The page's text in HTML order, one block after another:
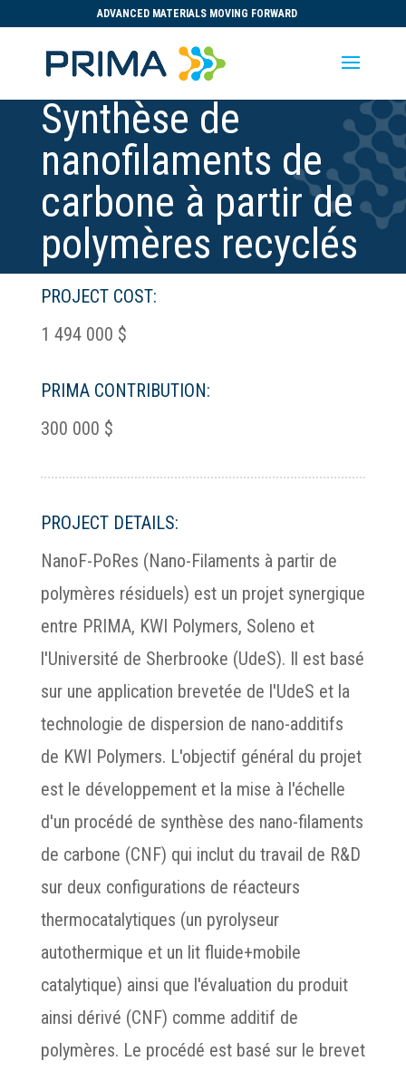
ADVANCED MATERIALS MOVING FORWARD
Synthèse de
nanofilaments de
carbone à partir de
polymères recyclés
PROJECT COST:
1 494 000 $
PRIMA CONTRIBUTION:
300 000 $
PROJECT DETAILS:
NanoF-PoRes (Nano-Filaments à partir de
polymères résiduels) est un projet synergique
entre PRIMA, KWI Polymers, Soleno et
l'Université de Sherbrooke (UdeS). Il est basé
sur une application brevetée de l'UdeS et la
technologie de dispersion de nano-additifs
de KWI Polymers. L'objectif général du projet
est le développement et la mise à l'échelle
d'un procédé de synthèse des nano-filaments
de carbone (CNF) qui inclut du travail de R&D
sur deux configurations de réacteurs
thermocatalytiques (un pyrolyseur
autothermique et un lit fluide+mobile
catalytique) ainsi que l'évaluation du produit
ainsi dérivé (CNF) comme additif de
polymères. Le procédé est basé sur le brevet